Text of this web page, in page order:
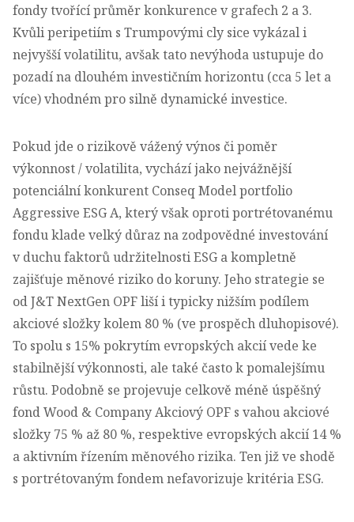
fondy tvořící průměr konkurence v grafech 2 a 3.
Kvůli peripetiím s Trumpovými cly sice vykázal i
nejvyšší volatilitu, avšak tato nevýhoda ustupuje do
pozadí na dlouhém investičním horizontu (cca 5 let a
více) vhodném pro silně dynamické investice.
Pokud jde o rizikově vážený výnos či poměr
výkonnost / volatilita, vychází jako nejvážnější
potenciální konkurent Conseq Model portfolio
Aggressive ESG A, který však oproti portrétovanému
fondu klade velký důraz na zodpovědné investování
v duchu faktorů udržitelnosti ESG a kompletně
zajišťuje měnové riziko do koruny. Jeho strategie se
od J&T NextGen OPF liší i typicky nižším podílem
akciové složky kolem 80 % (ve prospěch dluhopisové).
To spolu s 15% pokrytím evropských akcií vede ke
stabilnější výkonnosti, ale také často k pomalejšímu
růstu. Podobně se projevuje celkově méně úspěšný
fond Wood & Company Akciový OPF s vahou akciové
složky 75 % až 80 %, respektive evropských akcií 14 %
a aktivním řízením měnového rizika. Ten již ve shodě
s portrétovaným fondem nefavorizuje kritéria ESG.